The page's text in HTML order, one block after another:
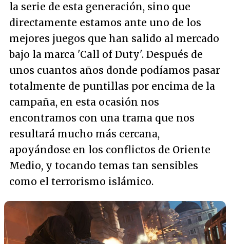
la serie de esta generación, sino que
directamente estamos ante uno de los
mejores juegos que han salido al mercado
bajo la marca 'Call of Duty'. Después de
unos cuantos años donde podíamos pasar
totalmente de puntillas por encima de la
campaña, en esta ocasión nos
encontramos con una trama que nos
resultará mucho más cercana,
apoyándose en los conflictos de Oriente
Medio, y tocando temas tan sensibles
como el terrorismo islámico.